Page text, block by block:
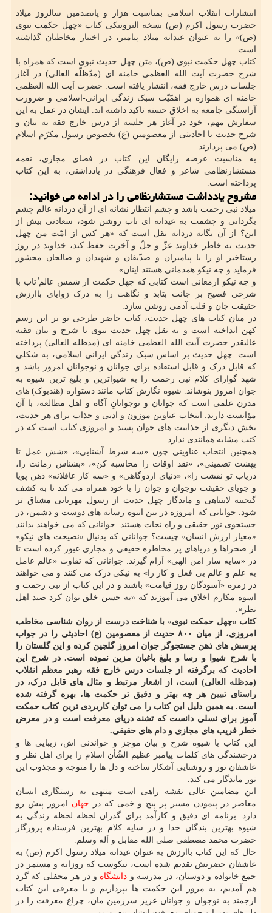
انتشارات انقلاب اسلامی بمناسبت هزار و پانصدمین سالروز میلاد
حضرت رسول اکرم (ص) نسخه الترونیکی کتاب «چهل حکمت نبوی
(ص)» را به عنوان عیدانه میلاد پیامبر، در اختیار مخاطبان گذاشته
است.
کتاب چهل حکمت نبوی (ص)، متن چهل حدیث نبوی است که همراه با
شرح حضرت آیت الله العظمی خامنه ای (مدّظلّه العالی) در آغاز
جلسات درس خارج فقه، انتشار یافته است. حضرت آیت الله العظمی
خامنه ای همواره بر اهمّیّت سبک زندگی ایرانی-اسلامی و ضرورت
آراستگی جامعه به اخلاق حسنه تاکید داشته اند. ایشان در عمل به این
سفارش مهم، خود در آغاز هر جلسه از درس خارج فقه به بیان و
شرح حدیث یا احادیثی از معصومین (ع) بخصوص رسول مکرّم اسلام
(ص) می پردازند.
به مناسبت عرضه رایگان این کتاب در فضای مجازی، نغمه
مستشارنظامی شاعر و فعال فرهنگی در یادداشتی، به این کتاب
پرداخته است.
مشروح یادداشت مستشارنظامی را در ادامه می خوانید:
میلاد نبی رحمت باشد و چشم انتظار نشانه ای از آن دردانه عالم چشم
بگردانی و چشمت به عیدانه ای ناب روشن شود، سعادتی بیش از
این؟ از آن یگانه دردانه نقل است که «هر کس از امّت من چهل
حدیث به خاطر خداوند عزّ و جلّ و آخرت حفظ کند، خداوند در روز
رستاخیز او را با پیامبران و صدّیقان و شهیدان و صالحان محشور
فرماید و چه نیکو همدمانی هستند اینان».
و چه نیکو ارمغانی است کتابی که چهل حکمت از شمس عالم ٰتاب با
شرحی فصیح بر جانت بتابد و نگاهت را به درک زوایای باارزش
حقیقت جان و قلب آدمی روشن سازد.
در میان کتاب های چهل حدیث، کتاب حاضر طرحی نو بر این رسم
کهن انداخته است و به نقل چهل حدیث نبوی با شرح و بیان فقیه
عالیقدر حضرت آیت الله العظمی خامنه ای (مدظله العالی) پرداخته
است. چهل حدیث بر اساس سبک زندگی ایرانی اسلامی، به شکلی
که قابل درک و قابل استفاده برای جوانان و نوجوانان امروز باشد و
شهد گوارای کلام نبی رحمت را به شیواترین و بلیغ ترین شیوه به
جوان امروز بنوشاند. شیوه نگارش کتاب مانند دستواره (هندبوک) های
مدرن علمی است که جوانان و نوجوانانِ آگاه و اهل مطالعه، با آن
مؤانست دارند. انتخاب عناوین موزون و ادبی و جذاب برای هر حدیث،
بخش دیگری از جذابیت های جوان پسند و امروزی کتاب است که در
کتب مشابه همانندی ندارد.
همچنین انتخاب عناوینی چون «سه شرط آشنایی»، «شش عمل تا
بهشت تضمینی»، «نقد اوقات را محاسبه کن»، «بشناس زمانت را،
دریاب تو نقشت را»، «دنیای اردوگاهی» و «سه کار عاقلانه» ذهن پویا
و جویای حقیقت نوجوان و جوان را با خود همراه می کند تا به کشف
گنجینه لایتناهی و ماندگار چهل حدیث از رسول مهربانی مشتاق تر
شود. جوانانی که امروزه در بین انبوه رسانه های دوست و دشمن، در
جستجوی نور حقیقی و راه نجات هستند. جوانانی که می خواهند بدانند
«معیار ارزش انسان» چیست؟ جوانانی که بدنبال «نصیحت های نیکو»
از صحراها و دریاهای پر مخاطره حقیقی و مجازی عبور کرده است تا
در «سایه سار امن الهی» آرام گیرند. جوانانی که تفاوت «عالم عامل
به علم و عالم بی فعل و کار را» به نیکی درک می کنند و می خواهند
در زمره «آسودگان روز قیامت» باشند و در این کتاب از نبی رحمت و
اسوه مکارم اخلاق می آموزند که «به حسن خلق توان کرد صید اهل
نظر».
کتاب «چهل حمکت نبوی» با شناخت درست از روان شناسی مخاطب
امروزی، از میان ۸۰۰ حدیث از معصومین (ع) احادیثی را در جواب
پرسش های ذهن جستجوگر جوان امروز گلچین کرده و این گلستان را
با شرح شیوا و رسا و بلیغ باغبان مزین نموده است. در شرح این
احادیث که برگرفته از جلسات درس خارج فقه رهبر معظم انقلاب
(مدظله العالی) است، از اشعار مرتبط و مثال های قابل درک، در
راستای تبیین هر چه بهتر و دقیق تر حکمت ها، بهره گرفته شده
است. به همین دلیل این کتاب را می توان کاربردی ترین کتاب حمکت
آموز برای نسلی دانست که تشنه دریای معرفت است و در معرض
خطر فریب های مجازی و دام های حقیقی.
این کتاب با شیوه شرح و بیان موجز و خواندنی اش، زیبایی ها و
درخشندگی های کلمات پیامبر عظیم الشّأن اسلام را برای اهل نظر و
عاشقان نور و روشنایی آشکار ساخته و دل ها را متوجه و مجذوب این
نور ماندگار می کند.
این مضامین عالی نقشه راهی است منتهی به رستگاری انسان
معاصر در پیمودن مسیر پر پیچ و خمی که در جهان امروز پیش رو
دارد. برنامه ای دقیق و کارآمد برای گذران لحظه لحظه زندگی به
شیوه بهترین بندگان خدا و در سایه کلام بهترین فرستاده پرورگار
حضرت محمد مصطفی صلی الله مقابل و آله وسلم.
حال که این کتاب باارزش به عنوان عیدانه میلاد رسول اکرم (ص) به
عاشقان حضرتش تقدیم شده است، نیکوست که روزانه و مستمر در
جمع خانواده و دوستان، در مدرسه و دانشگاه و در هر محفلی که گرد
هم آمدیم، به مرور این حکمت ها بپردازیم و با معرفی این کتاب
ارجمند به نوجوان و جوانان عزیز سرزمین مان، چراغ معرفت را در